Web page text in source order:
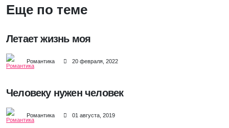
Еще по теме
Летает жизнь моя
Романтика 20 февраля, 2022
Человеку нужен человек
Романтика 01 августа, 2019